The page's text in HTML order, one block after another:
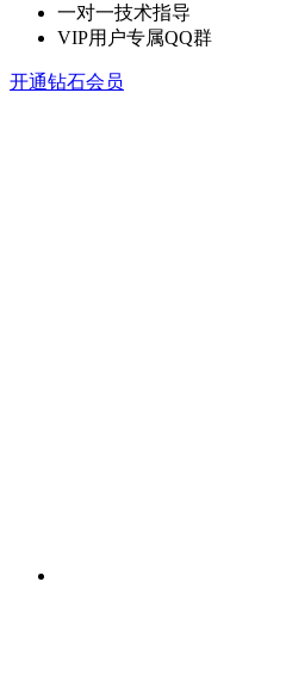
一对一技术指导
VIP用户专属QQ群
开通钻石会员